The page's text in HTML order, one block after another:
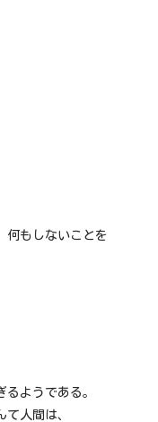
何もしないことを
ようである。
人間は、